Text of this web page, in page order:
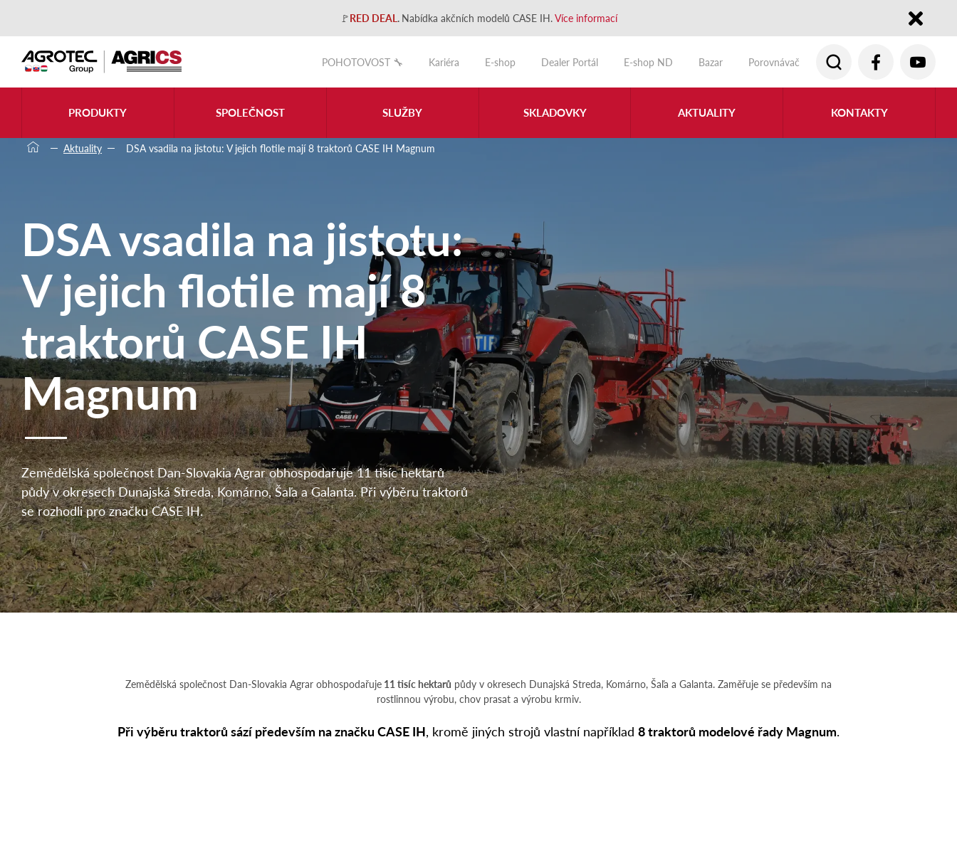
🚩RED DEAL. Nabídka akčních modelů CASE IH.Více informací
POHOTOVOST 🔧
Kariéra E-shop Dealer Portál E-shop ND Bazar Porovnávač
PRODUKTY SPOLEČNOST SLUŽBY SKLADOVKY AKTUALITY KONTAKTY
Aktuality DSA vsadila na jistotu: V jejich flotile mají 8 traktorů CASE IH Magnum
DSA vsadila na jistotu:
V jejich flotile mají 8
traktorů CASE IH
Magnum
Zemědělská společnost Dan-Slovakia Agrar obhospodařuje 11 tisíc hektarů
půdy v okresech Dunajská Streda, Komárno, Šaľa a Galanta. Při výběru traktorů
se rozhodli pro značku CASE IH.
Zemědělská společnost Dan-Slovakia Agrar obhospodařuje 11 tisíc hektarů půdy v okresech Dunajská Streda, Komárno, Šaľa a Galanta. Zaměřuje se především na
rostlinnou výrobu, chov prasat a výrobu krmiv.
Při výběru traktorů sází především na značku CASE IH, kromě jiných strojů vlastní například 8 traktorů modelové řady Magnum.